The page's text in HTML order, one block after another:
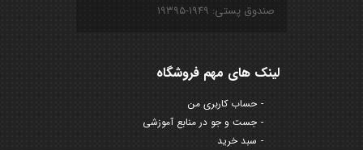
صندوق پستی: ۱۹۴۹-۱۹۳۹۵
لینک های مهم فروشگاه
حساب کاربری من
جست و جو در منابع آموزشی
سبد خرید